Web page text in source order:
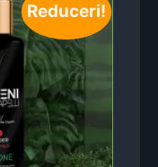
Reduceri!